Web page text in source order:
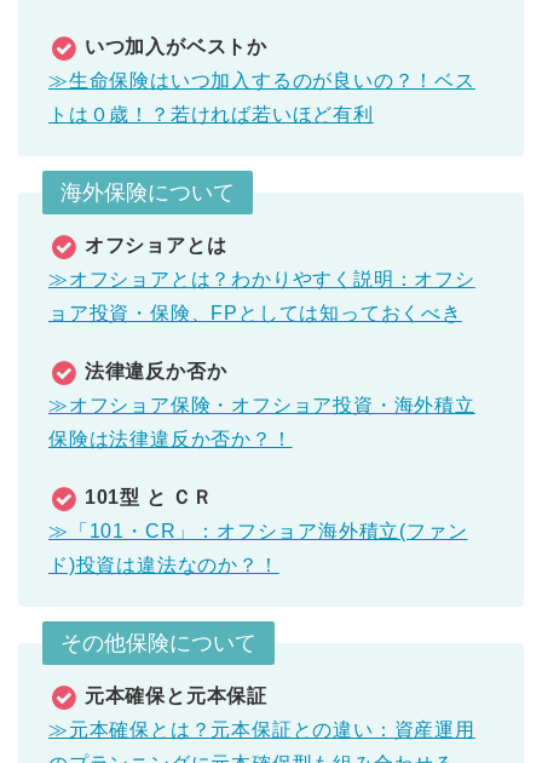
いつ加入がベストか
≫生命保険はいつ加入するのが良いの？！ベス
トは０歳！？若ければ若いほど有利
海外保険について
オフショアとは
≫オフショアとは？わかりやすく説明：オフシ
ョア投資・保険、FPとしては知っておくべき
法律違反か否か
≫オフショア保険・オフショア投資・海外積立
保険は法律違反か否か？！
101型 と ＣＲ
≫「101・CR」：オフショア海外積立(ファン
ド)投資は違法なのか？！
その他保険について
元本確保と元本保証
≫元本確保とは？元本保証との違い：資産運用